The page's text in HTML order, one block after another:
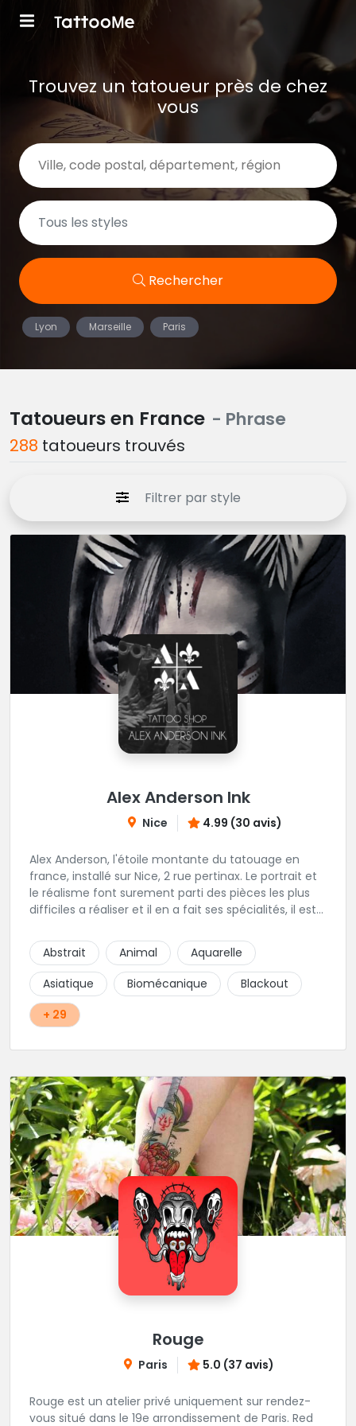
Trouvez un tatoueur près de chez
vous
Rechercher
Lyon Marseille Paris
Tatoueurs en France - Phrase
288 tatoueurs trouvés
Filtrer par style
Alex Anderson Ink
Nice 4.99 (30 avis)
Alex Anderson, l'étoile montante du tatouage en
france, installé sur Nice, 2 rue pertinax. Le portrait et
le réalisme font surement parti des pièces les plus
difficiles a réaliser et il en a fait ses spécialités, il est
religieux ou du chicanos. Romain son frère sera vous
combler par sa finesse pour des pièces comme le
mandala, l'ornemental ou la calligraphie pour le
bonheur des futurs tatoués. Il y a aussi Léa, Maureen,
Fat, Tom, Sento, Lily, des artistes hors normes. Il n'y a
qu'à regarder les pièces sélectionnées ici pour
Abstrait Animal
Aquarelle
Asiatique
Biomécanique
Blackout
+ 29
Rouge
Paris 5.0 (37 avis)
Rouge est un atelier privé uniquement sur rendez-
vous situé dans le 19e arrondissement de Paris. Red